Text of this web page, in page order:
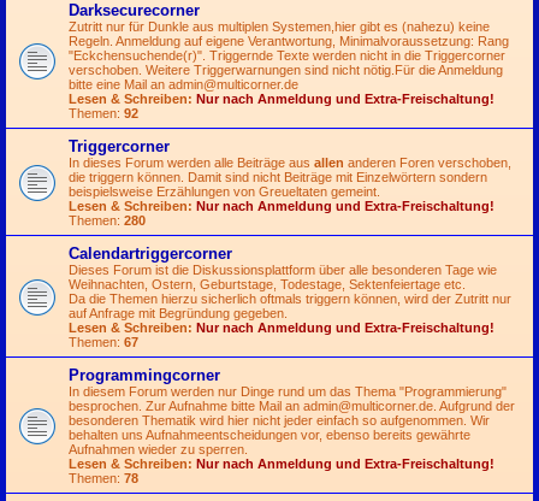
Darksecurecorner
Zutritt nur für Dunkle aus multiplen Systemen,hier gibt es (nahezu) keine
Regeln. Anmeldung auf eigene Verantwortung, Minimalvoraussetzung: Rang
"Eckchensuchende(r)". Triggernde Texte werden nicht in die Triggercorner
verschoben. Weitere Triggerwarnungen sind nicht nötig.Für die Anmeldung
bitte eine Mail an admin@multicorner.de
Lesen & Schreiben: Nur nach Anmeldung und Extra-Freischaltung!
Themen: 92
Triggercorner
In dieses Forum werden alle Beiträge aus allen anderen Foren verschoben,
die triggern können. Damit sind nicht Beiträge mit Einzelwörtern sondern
beispielsweise Erzählungen von Greueltaten gemeint.
Lesen & Schreiben: Nur nach Anmeldung und Extra-Freischaltung!
Themen: 280
Calendartriggercorner
Dieses Forum ist die Diskussionsplattform über alle besonderen Tage wie
Weihnachten, Ostern, Geburtstage, Todestage, Sektenfeiertage etc.
Da die Themen hierzu sicherlich oftmals triggern können, wird der Zutritt nur
auf Anfrage mit Begründung gegeben.
Lesen & Schreiben: Nur nach Anmeldung und Extra-Freischaltung!
Themen: 67
Programmingcorner
In diesem Forum werden nur Dinge rund um das Thema "Programmierung"
besprochen. Zur Aufnahme bitte Mail an admin@multicorner.de . Aufgrund der
besonderen Thematik wird hier nicht jeder einfach so aufgenommen. Wir
behalten uns Aufnahmeentscheidungen vor, ebenso bereits gewährte
Aufnahmen wieder zu sperren.
Lesen & Schreiben: Nur nach Anmeldung und Extra-Freischaltung!
Themen: 78